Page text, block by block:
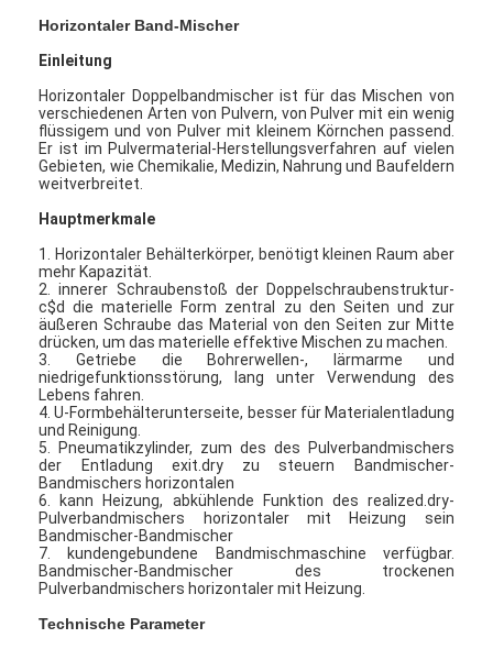
Horizontaler Band-Mischer
Einleitung
Horizontaler Doppelbandmischer ist für das Mischen von
verschiedenen Arten von Pulvern, von Pulver mit ein wenig
flüssigem und von Pulver mit kleinem Körnchen passend.
Er ist im Pulvermaterial-Herstellungsverfahren auf vielen
Gebieten, wie Chemikalie, Medizin, Nahrung und Baufeldern
weitverbreitet.
Hauptmerkmale
1. Horizontaler Behälterkörper, benötigt kleinen Raum aber
mehr Kapazität.
2. innerer Schraubenstoß der Doppelschraubenstruktur-
c$d die materielle Form zentral zu den Seiten und zur
äußeren Schraube das Material von den Seiten zur Mitte
drücken, um das materielle effektive Mischen zu machen.
3. Getriebe die Bohrerwellen-, lärmarme und
niedrigefunktionsstörung, lang unter Verwendung des
Lebens fahren.
4. U-Formbehälterunterseite, besser für Materialentladung
und Reinigung.
5. Pneumatikzylinder, zum des des Pulverbandmischers
der Entladung exit.dry zu steuern Bandmischer-
Bandmischers horizontalen
6. kann Heizung, abkühlende Funktion des realized.dry-
Pulverbandmischers horizontaler mit Heizung sein
Bandmischer-Bandmischer
7. kundengebundene Bandmischmaschine verfügbar.
Bandmischer-Bandmischer des trockenen
Pulverbandmischers horizontaler mit Heizung.
Technische Parameter